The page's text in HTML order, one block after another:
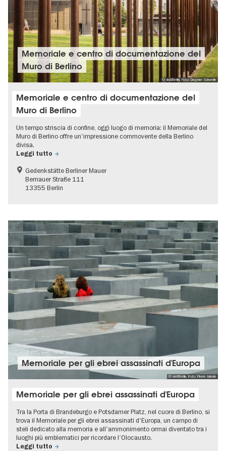
© visitBerlin, Foto: Dagmar Schwelle
Memoriale e centro di documentazione del
Muro di Berlino
Memoriale e centro di documentazione del
Muro di Berlino
Un tempo striscia di confine, oggi luogo di memoria: il Memoriale del
Muro di Berlino offre un'impressione commovente della Berlino
divisa.
Leggi tutto
Gedenkstätte Berliner Mauer
Bernauer Straße 111
13355 Berlin
© visitBerlin, Foto: Pierre Adenis
Memoriale per gli ebrei assassinati d'Europa
Memoriale per gli ebrei assassinati d'Europa
Tra la Porta di Brandeburgo e Potsdamer Platz, nel cuore di Berlino, si
trova il Memoriale per gli ebrei assassinati d'Europa, un campo di
steli dedicato alla memoria e all'ammonimento ormai diventato tra i
luoghi più emblematici per ricordare l'Olocausto.
Leggi tutto